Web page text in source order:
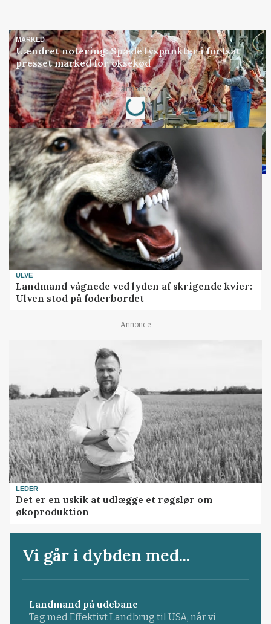
MARKED
Uændret notering: Spæde lyspunkter i fortsat
presset marked for oksekød
Annonce
Loading...
ULVE
Landmand vågnede ved lyden af skrigende kvier:
Ulven stod på foderbordet
Annonce
LEDER
Det er en uskik at udlægge et røgslør om
økoproduktion
Vi går i dybden med...
Landmand på udebane
Tag med Effektivt Landbrug til USA, når vi